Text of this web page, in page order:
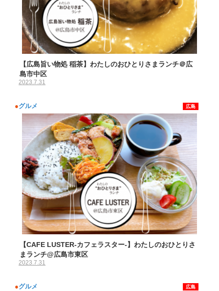
【広島旨い物処 稲茶】わたしのおひとりさまランチ＠広
島市中区
2023.7.31
●グルメ 広島
【CAFE LUSTER-カフェラスター-】わたしのおひとりさ
まランチ@広島市東区
2023.7.31
●グルメ 広島